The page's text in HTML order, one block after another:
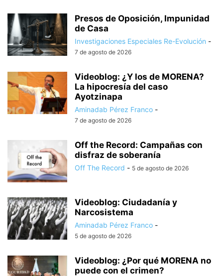
Presos de Oposición, Impunidad
de Casa
Investigaciones Especiales Re-Evolución -
7 de agosto de 2026
Videoblog: ¿Y los de MORENA?
La hipocresía del caso
Ayotzinapa
Aminadab Pérez Franco -
7 de agosto de 2026
Off the Record: Campañas con
disfraz de soberanía
Off The Record - 5 de agosto de 2026
Videoblog: Ciudadanía y
Narcosistema
Aminadab Pérez Franco -
5 de agosto de 2026
Videoblog: ¿Por qué MORENA no
puede con el crimen?